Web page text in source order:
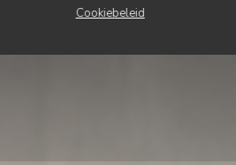
Cookiebeleid